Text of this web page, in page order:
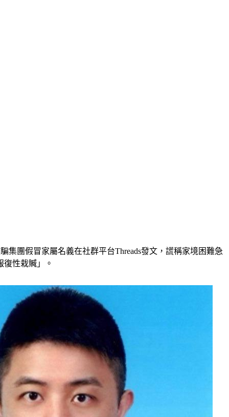
團假冒家屬名義在社群平台Threads發文，謊稱家境困難急
性栽贓」。